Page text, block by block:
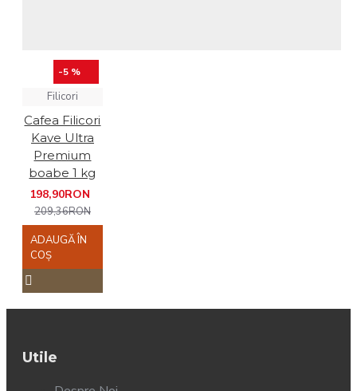
-5 %
Filicori
Cafea Filicori
Kave Ultra
Premium
boabe 1 kg
198,90RON
209,36RON
ADAUGĂ ÎN
COŞ
Utile